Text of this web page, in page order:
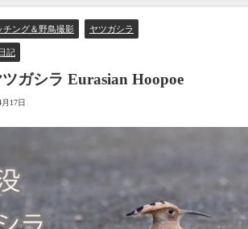
チング＆野鳥撮影 ヤツガシラ
記
ツガシラ Eurasian Hoopoe
17日